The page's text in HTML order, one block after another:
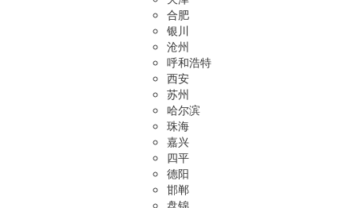
合肥
银川
沧州
呼和浩特
西安
苏州
哈尔滨
珠海
嘉兴
四平
德阳
邯郸
盘锦